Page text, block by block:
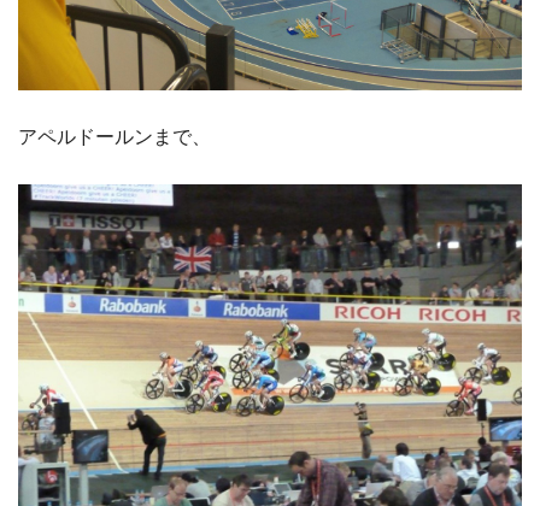
アペルドールンまで、